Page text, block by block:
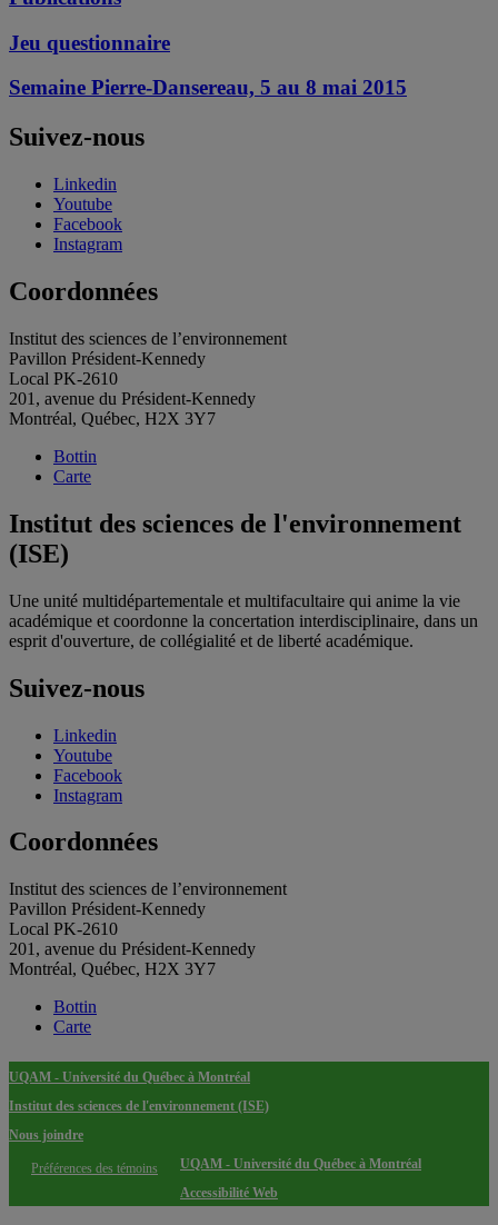
Jeu questionnaire
Semaine Pierre-Dansereau, 5 au 8 mai 2015
Suivez-nous
Linkedin
Youtube
Facebook
Instagram
Coordonnées
Institut des sciences de l’environnement
Pavillon Président-Kennedy
Local PK-2610
201, avenue du Président-Kennedy
Montréal, Québec, H2X 3Y7
Bottin
Carte
Institut des sciences de l'environnement
(ISE)
Une unité multidépartementale et multifacultaire qui anime la vie
académique et coordonne la concertation interdisciplinaire, dans un
esprit d'ouverture, de collégialité et de liberté académique.
Suivez-nous
Linkedin
Youtube
Facebook
Instagram
Coordonnées
Institut des sciences de l’environnement
Pavillon Président-Kennedy
Local PK-2610
201, avenue du Président-Kennedy
Montréal, Québec, H2X 3Y7
Bottin
Carte
UQAM - Université du Québec à Montréal
Institut des sciences de l'environnement (ISE)
Nous joindre
Préférences des témoins
UQAM - Université du Québec à Montréal
Accessibilité Web